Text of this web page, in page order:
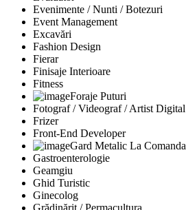
Evenimente / Nunti / Botezuri
Event Management
Excavări
Fashion Design
Fierar
Finisaje Interioare
Fitness
Foraje Puturi
Fotograf / Videograf / Artist Digital
Frizer
Front-End Developer
Gard Metalic La Comanda
Gastroenterologie
Geamgiu
Ghid Turistic
Ginecolog
Grădinărit / Permacultura